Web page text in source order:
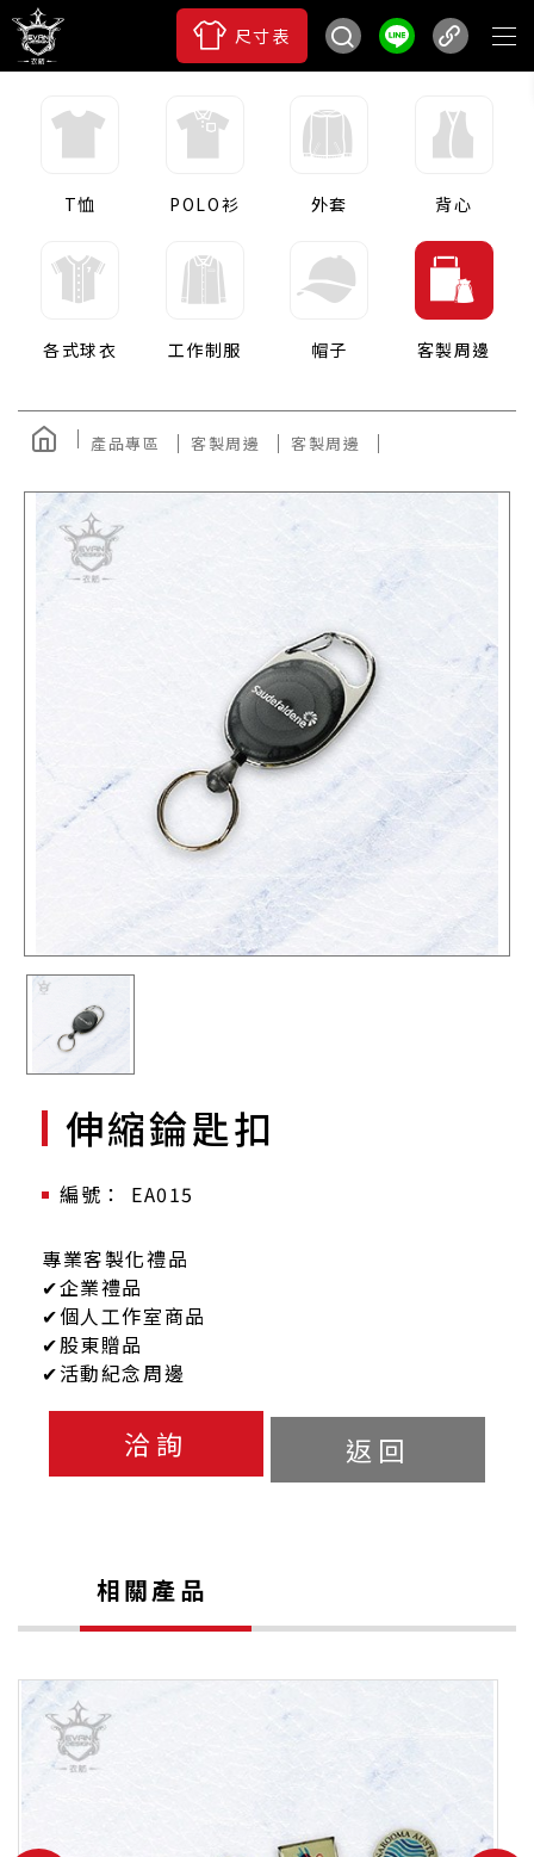
尺寸表
T恤 POLO衫 外套 背心
各式球衣 工作制服 帽子 客製周邊
產品專區 客製周邊 客製周邊
伸縮錀匙扣
EA015
專業客製化禮品
✔企業禮品
✔個人工作室商品
✔股東贈品
✔活動紀念周邊
洽詢 返回
相關產品